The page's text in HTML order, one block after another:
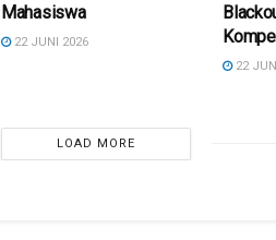
Mahasiswa
22 JUNI 2026
22
LOAD MORE